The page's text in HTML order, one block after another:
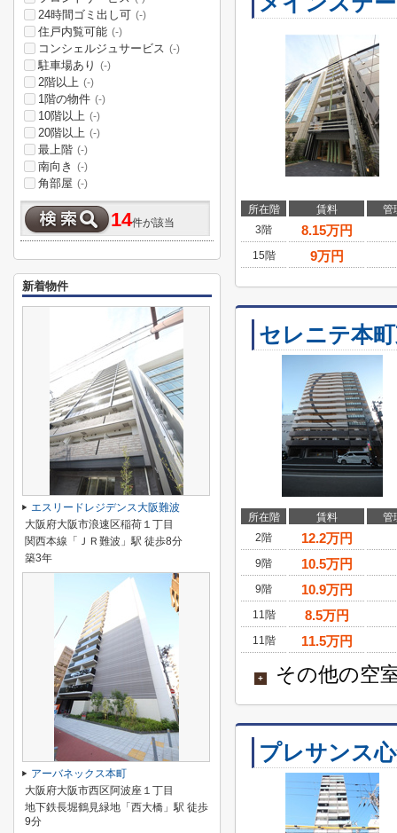
所在階 賃料
管
3階
8.15万円
15階 9万円
セレニテ本
所在階 賃料
管
2階
12.2万円
9階 10.5万円
9階 10.9万円
11階 8.5万円
11階 11.5万円
+ その他の空
プレサンス
24時間ゴミ出し可 (-)
住戸内覧可能 (-)
コンシェルジュサービス (-)
駐車場あり (-)
2階以上 (-)
1階の物件 (-)
10階以上 (-)
20階以上 (-)
最上階 (-)
南向き (-)
角部屋 (-)
14件が該当
新着物件
エスリードレジデンス大阪難波
大阪府大阪市浪速区稲荷１丁目
関西本線「ＪＲ難波」駅 徒歩8分
築3年
アーバネックス本町
大阪府大阪市西区阿波座１丁目
地下鉄長堀鶴見緑地「西大橋」駅 徒歩
9分